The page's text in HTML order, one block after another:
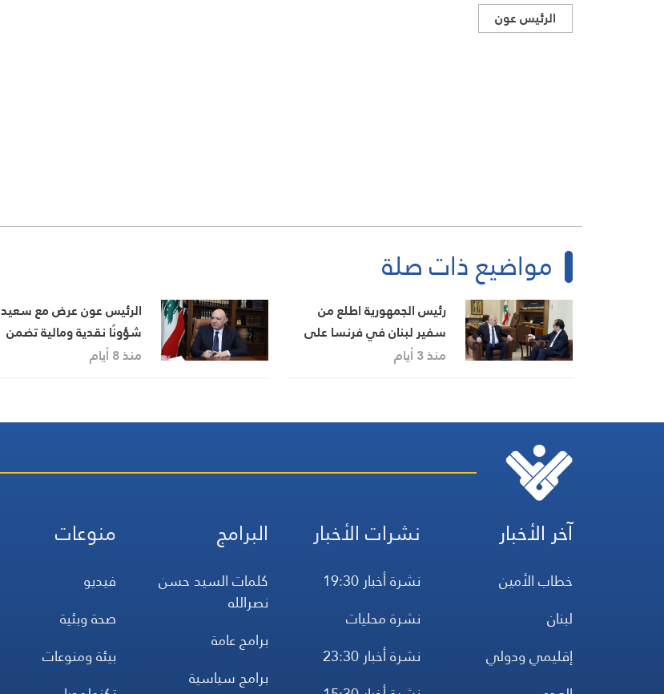
الرئيس عون
مواضيع ذات صلة
رئيس الجمهورية اطلع من
سفير لبنان في فرنسا على
اوضاع الجالية
منذ 3 أيام
الرئيس عون عرض مع سعيد
شؤونًا نقدية ومالية تضمن
حسن انتظام المرافق العامة
منذ 8 أيام
آخر الأخبار
خطاب الأمين
لبنان
إقليمي ودولي
نشرات الأخبار
نشرة أخبار 19:30
نشرة محليات
نشرة أخبار 23:30
البرامج
كلمات السيد حسن
نصرالله
برامج عامة
برامج سياسية
منوعات
فيديو
صحة وبئية
بيئة ومنوعات